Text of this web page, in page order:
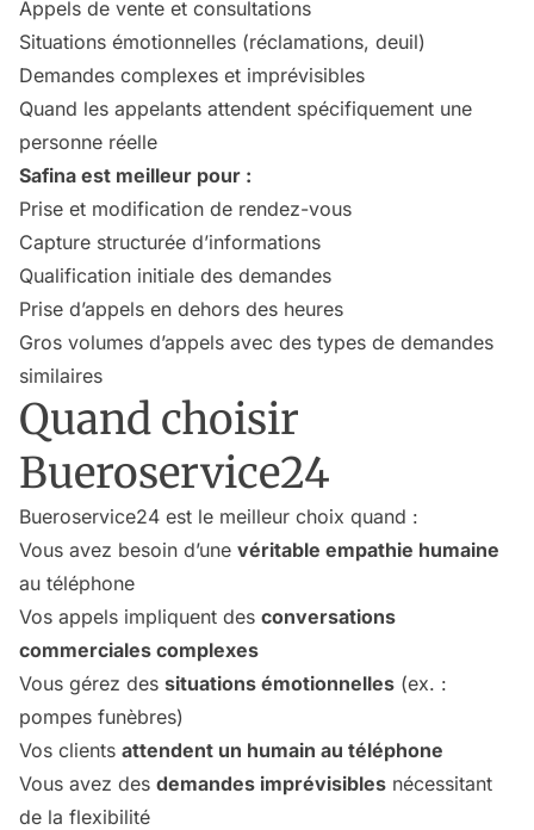
Appels de vente et consultations
Situations émotionnelles (réclamations, deuil)
Demandes complexes et imprévisibles
Quand les appelants attendent spécifiquement une
personne réelle
Safina est meilleur pour :
Prise et modification de rendez-vous
Capture structurée d’informations
Qualification initiale des demandes
Prise d’appels en dehors des heures
Gros volumes d’appels avec des types de demandes
similaires
Quand choisir
Bueroservice24
Bueroservice24 est le meilleur choix quand :
Vous avez besoin d’une véritable empathie humaine
au téléphone
Vos appels impliquent des conversations
commerciales complexes
Vous gérez des situations émotionnelles (ex. :
pompes funèbres)
Vos clients attendent un humain au téléphone
Vous avez des demandes imprévisibles nécessitant
de la flexibilité